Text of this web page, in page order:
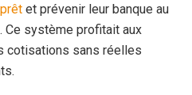
prêt et prévenir leur banque au
Ce système profitait aux
cotisations sans réelles